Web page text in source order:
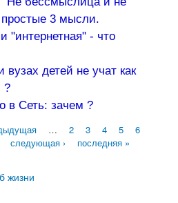
3 мысли.
"интернетная" - что
детей не учат как
?
в Сеть: зачем ?
… 2 3 4 5
6
следующая › последняя »